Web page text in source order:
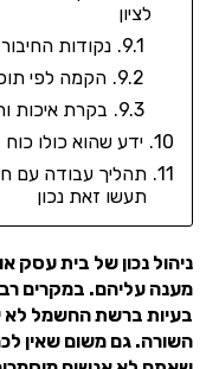
לציון
נקודות
הקמה לפי
בקרת איכות
ידע שהוא כולו
תהליך עבודה עם
תעשו זאת נכון
ניהול נכון של בית עסק
מענה עליהם. במקרים
בעיות ברשת החשמל לא
השורה. גם משום שאין